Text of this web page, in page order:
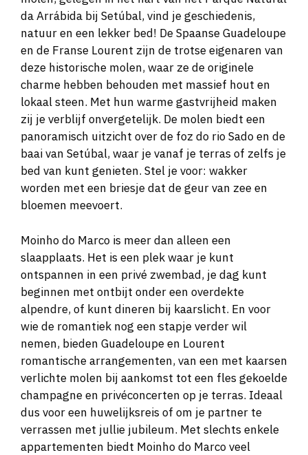
da Arrábida bij Setúbal, vind je geschiedenis,
natuur en een lekker bed! De Spaanse Guadeloupe
en de Franse Lourent zijn de trotse eigenaren van
deze historische molen, waar ze de originele
charme hebben behouden met massief hout en
lokaal steen. Met hun warme gastvrijheid maken
zij je verblijf onvergetelijk. De molen biedt een
panoramisch uitzicht over de foz do rio Sado en de
baai van Setúbal, waar je vanaf je terras of zelfs je
bed van kunt genieten. Stel je voor: wakker
worden met een briesje dat de geur van zee en
bloemen meevoert.
Moinho do Marco is meer dan alleen een
slaapplaats. Het is een plek waar je kunt
ontspannen in een privé zwembad, je dag kunt
beginnen met ontbijt onder een overdekte
alpendre, of kunt dineren bij kaarslicht. En voor
wie de romantiek nog een stapje verder wil
nemen, bieden Guadeloupe en Lourent
romantische arrangementen, van een met kaarsen
verlichte molen bij aankomst tot een fles gekoelde
champagne en privéconcerten op je terras. Ideaal
dus voor een huwelijksreis of om je partner te
verrassen met jullie jubileum. Met slechts enkele
appartementen biedt Moinho do Marco veel